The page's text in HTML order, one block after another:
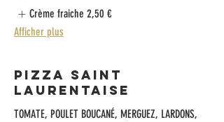
Crème fraiche 2,50 €
Afficher plus
Pizza Saint
Laurentaise
TOMATE, POULET BOUCANÉ, MERGUEZ, LARDONS,